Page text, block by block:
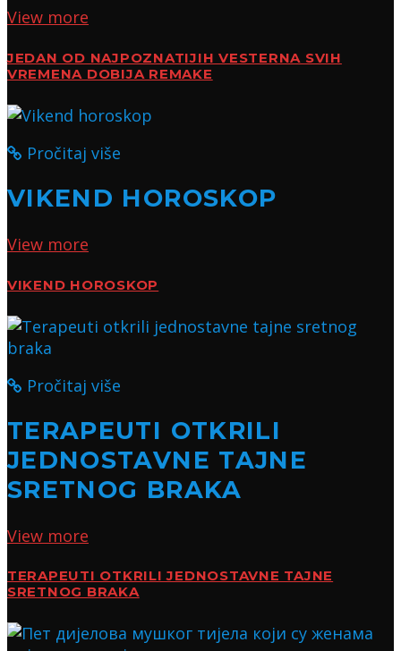
View more
JEDAN OD NAJPOZNATIJIH VESTERNA SVIH
VREMENA DOBIJA REMAKE
Pročitaj više
VIKEND HOROSKOP
View more
VIKEND HOROSKOP
Pročitaj više
TERAPEUTI OTKRILI
JEDNOSTAVNE TAJNE
SRETNOG BRAKA
View more
TERAPEUTI OTKRILI JEDNOSTAVNE TAJNE
SRETNOG BRAKA